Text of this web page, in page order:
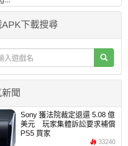
下載搜尋
聞
Sony 獲法院裁定退還 5.08 億
美元 玩家集體訴訟要求補償
PS5 買家
33240